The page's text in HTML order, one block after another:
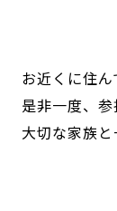
お近くに住ん
是非一度、
大切な家族と